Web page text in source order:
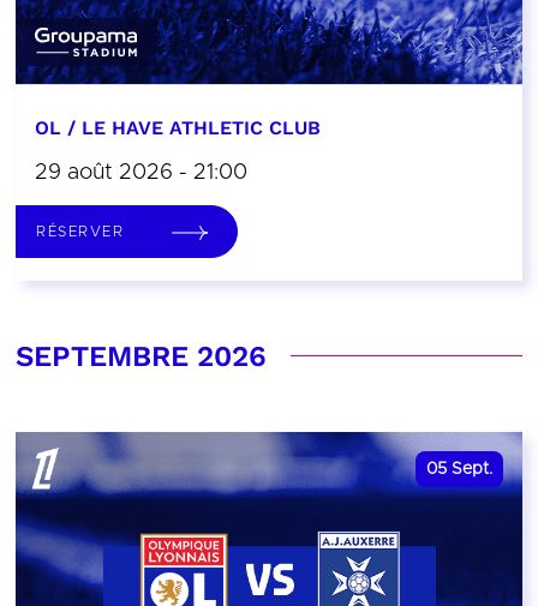
OL / LE HAVE ATHLETIC CLUB
29 août 2026 - 21:00
RÉSERVER
SEPTEMBRE 2026
05 Sept.